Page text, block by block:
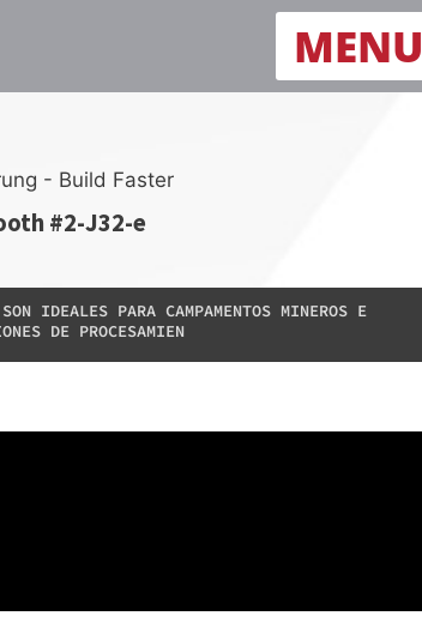
MENU
#2-J32-e
IDEALES PARA CAMPAMENTOS MINEROS E
DE PROCESAMIEN